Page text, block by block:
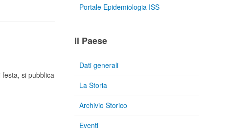
si pubblica
Portale Epidemiologia ISS
Il Paese
Dati generali
La Storia
Archivio Storico
Eventi